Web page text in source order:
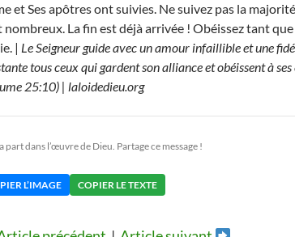
et Ses apôtres ont suivies. Ne suivez pas la
nombreux. La fin est déjà arrivée ! Obéissez tant
| Le Seigneur guide avec un amour infaillible et une
tous ceux qui gardent son alliance et obéissent à ses
25:10) | laloidedieu.org
part dans l’œuvre de Dieu. Partage ce message !
L’IMAGE COPIER LE TEXTE